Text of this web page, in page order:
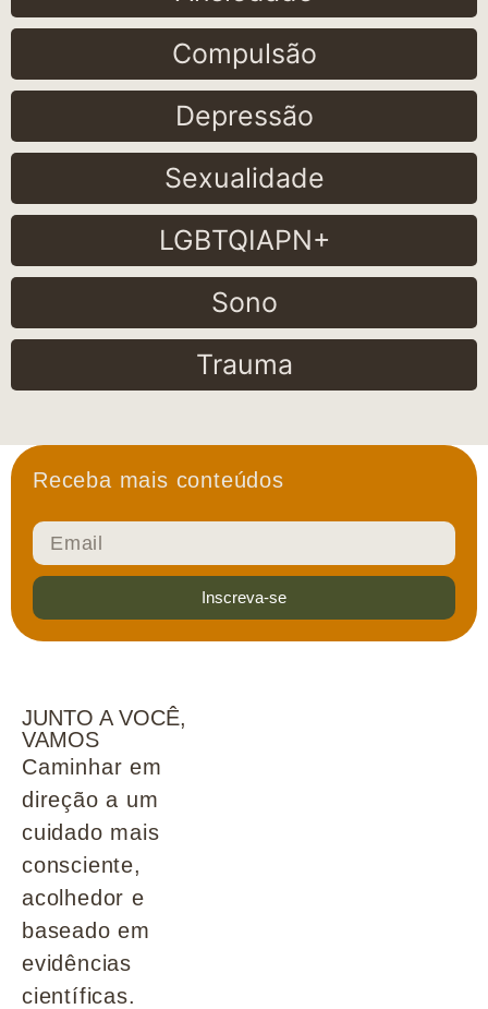
Compulsão
Depressão
Sexualidade
LGBTQIAPN+
Sono
Trauma
Receba mais conteúdos
Inscreva-se
JUNTO A VOCÊ,
VAMOS
Caminhar em
direção a um
cuidado mais
consciente,
acolhedor e
baseado em
evidências
científicas.